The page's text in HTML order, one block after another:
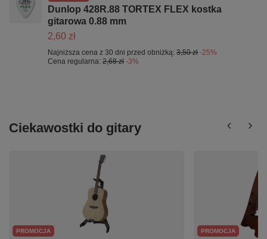
Dunlop 428R.88 TORTEX FLEX kostka
gitarowa 0.88 mm
2,60 zł
Najniższa cena z 30 dni przed obniżką: 3,50 zł -25%
Cena regularna: 2,68 zł -3%
Ciekawostki do gitary
PROMOCJA PROMOCJA